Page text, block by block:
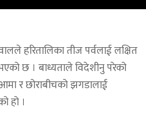
हरितालिका तीज पर्वलाई लक्षित
छ । बाध्यताले विदेशीनु परेको
र छोराबीचको झगडालाई
हो ।